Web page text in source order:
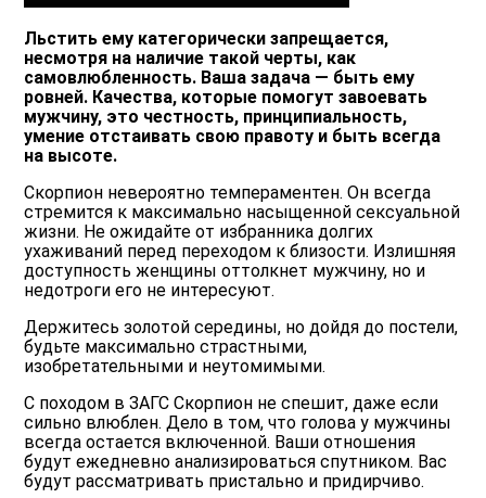
Льстить ему категорически запрещается,
несмотря на наличие такой черты, как
самовлюбленность. Ваша задача — быть ему
ровней. Качества, которые помогут завоевать
мужчину, это честность, принципиальность,
умение отстаивать свою правоту и быть всегда
на высоте.
Скорпион невероятно темпераментен. Он всегда
стремится к максимально насыщенной сексуальной
жизни. Не ожидайте от избранника долгих
ухаживаний перед переходом к близости. Излишняя
доступность женщины оттолкнет мужчину, но и
недотроги его не интересуют.
Держитесь золотой середины, но дойдя до постели,
будьте максимально страстными,
изобретательными и неутомимыми.
С походом в ЗАГС Скорпион не спешит, даже если
сильно влюблен. Дело в том, что голова у мужчины
всегда остается включенной. Ваши отношения
будут ежедневно анализироваться спутником. Вас
будут рассматривать пристально и придирчиво.